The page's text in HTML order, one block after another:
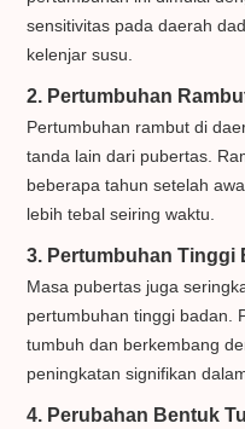
sensitivitas pada daerah
kelenjar susu.
2. Pertumbuhan
Pertumbuhan rambut di
tanda lain dari pubertas.
beberapa tahun setelah
lebih tebal seiring waktu.
3. Pertumbuhan Tinggi
Masa pubertas juga
pertumbuhan tinggi badan.
tumbuh dan berkembang
peningkatan signifikan
4. Perubahan Bentuk